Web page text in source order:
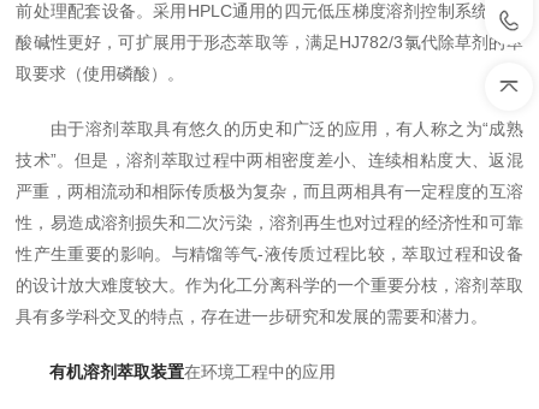
前处理配套设备。采用HPLC通用的四元低压梯度溶剂控制系统，耐
酸碱性更好，可扩展用于形态萃取等，满足HJ782/3氯代除草剂的萃
取要求（使用磷酸）。
由于溶剂萃取具有悠久的历史和广泛的应用，有人称之为“成熟
技术”。但是，溶剂萃取过程中两相密度差小、连续相粘度大、返混
严重，两相流动和相际传质极为复杂，而且两相具有一定程度的互溶
性，易造成溶剂损失和二次污染，溶剂再生也对过程的经济性和可靠
性产生重要的影响。与精馏等气-液传质过程比较，萃取过程和设备
的设计放大难度较大。作为化工分离科学的一个重要分枝，溶剂萃取
具有多学科交叉的特点，存在进一步研究和发展的需要和潜力。
有机溶剂萃取装置在环境工程中的应用